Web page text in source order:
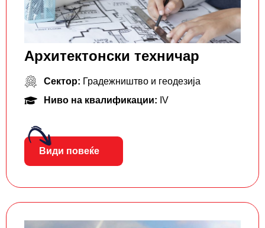
Архитектонски техничар
Сектор: Градежништво и геодезија
Ниво на квалификации: IV
Види повеќе